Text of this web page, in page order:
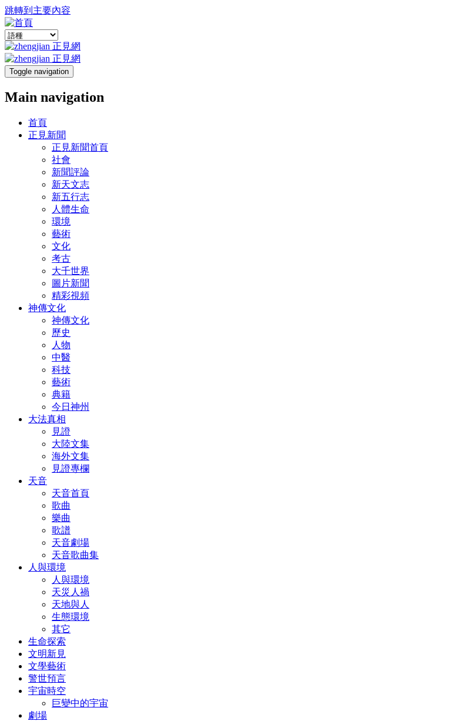
跳轉到主要內容
Toggle navigation
Main navigation
首頁
正見新聞
正見新聞首頁
社會
新聞評論
新天文志
新五行志
人體生命
環境
藝術
文化
考古
大千世界
圖片新聞
精彩視頻
神傳文化
神傳文化
歷史
人物
中醫
科技
藝術
典籍
今日神州
大法真相
見證
大陸文集
海外文集
見證專欄
天音
天音首頁
歌曲
樂曲
歌譜
天音劇場
天音歌曲集
人與環境
人與環境
天災人禍
天地與人
生態環境
其它
生命探索
文明新見
文學藝術
警世預言
宇宙時空
巨變中的宇宙
劇場